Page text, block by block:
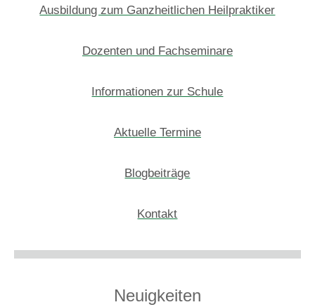
Ausbildung zum Ganzheitlichen Heilpraktiker
Dozenten und Fachseminare
Informationen zur Schule
Aktuelle Termine
Blogbeiträge
Kontakt
Neuigkeiten